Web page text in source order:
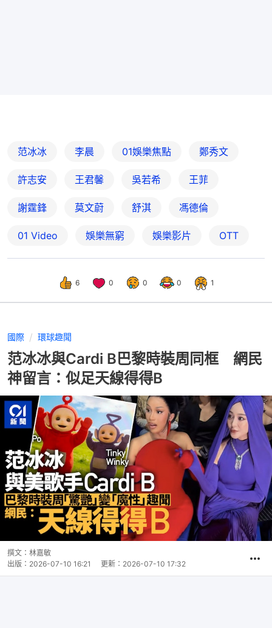
范冰冰 李晨 01娛樂焦點 鄭秀文
許志安 王君馨 吳若希 王菲
謝霆鋒 莫文蔚 舒淇 馮德倫
01 Video 娛樂無窮 娛樂影片 OTT
6 0 0 0 1
國際 環球趣聞
范冰冰與Cardi B巴黎時裝周同框 網民
神留言：似足天線得得B
撰文： 林嘉敏
出版： 2026-07-10 16:21 更新： 2026-07-10 17:32